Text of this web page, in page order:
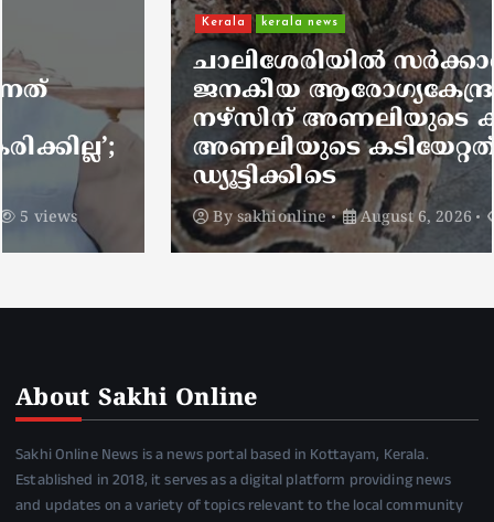
kerala news
ചാലിശേരിയില്‍ സര്‍ക്കാര്‍
ജനകീയ ആരോഗ്യകേന്ദ്രത്തില്‍
നഴ്സിന് അണലിയുടെ കടിയേറ്റു;
അണലിയുടെ കടിയേറ്റത്
ഡ്യൂട്ടിക്കിടെ
By August 6, 2026 5 views
About Sakhi Online
Sakhi Online News is a news portal based in Kottayam, Kerala.
Established in 2018, it serves as a digital platform providing news
and updates on a variety of topics relevant to the local community